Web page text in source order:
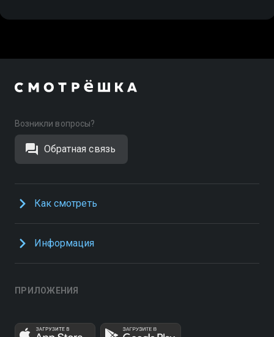
Возникли вопросы?
Обратная связь
Как смотреть
Информация
ПРИЛОЖЕНИЯ